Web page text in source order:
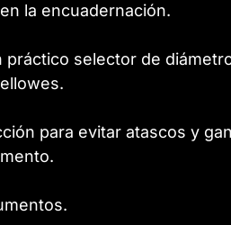
la encuadernación.
selector de
para evitar atascos y